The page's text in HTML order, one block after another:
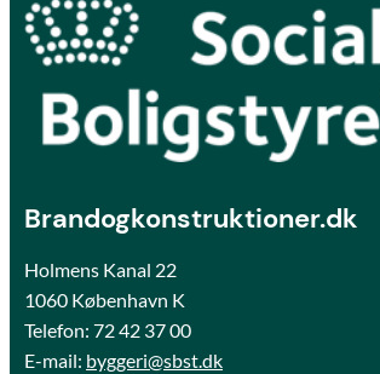
Brandogkonstruktioner.dk
Holmens Kanal 22
1060 København K
Telefon: 72 42 37 00
E-mail: byggeri@sbst.dk